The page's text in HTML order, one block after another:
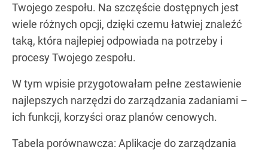
Twojego zespołu. Na szczęście dostępnych jest
wiele różnych opcji, dzięki czemu łatwiej znaleźć
taką, która najlepiej odpowiada na potrzeby i
procesy Twojego zespołu.
W tym wpisie przygotowałam pełne zestawienie
najlepszych narzędzi do zarządzania zadaniami –
ich funkcji, korzyści oraz planów cenowych.
Tabela porównawcza: Aplikacje do zarządzania